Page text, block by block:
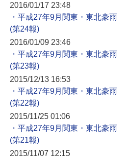
2016/01/17 23:48
・平成27年9月関東・東北豪雨
2016/01/09 23:46
・平成27年9月関東・東北豪雨
2015/12/13 16:53
・平成27年9月関東・東北豪雨
2015/11/25 01:06
・平成27年9月関東・東北豪雨
2015/11/07 12:15